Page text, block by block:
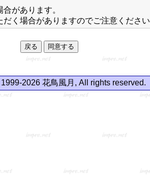
があります。
だく場合がありますのでご注意ください
2026 花鳥風月, All rights reserved.